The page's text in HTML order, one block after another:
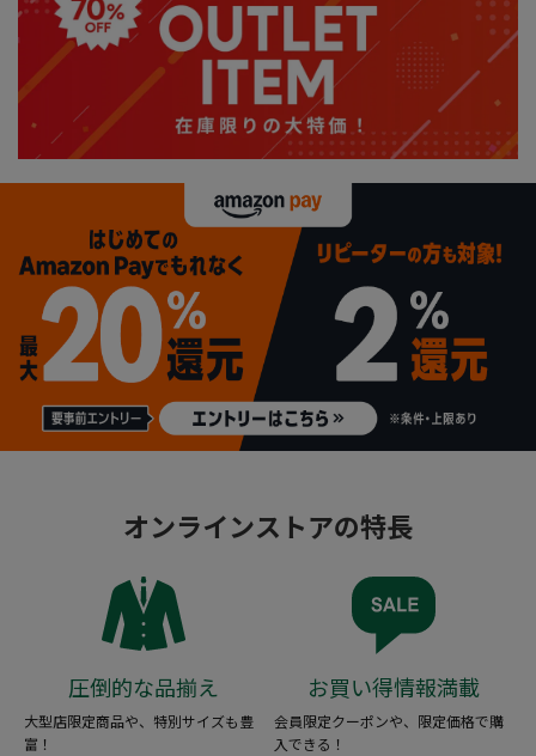
オンラインストアの特長
圧倒的な品揃え
大型店限定商品や、特別サイズも豊
富！
お買い得情報満載
会員限定クーポンや、限定価格で購
入できる！